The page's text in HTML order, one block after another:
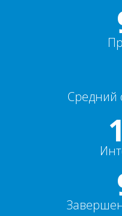
Средний